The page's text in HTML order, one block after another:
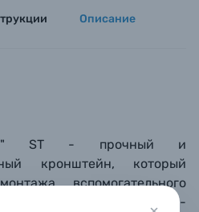
Описание
7" ST - прочный и
кронштейн, который
вспомогательного
осветителей, ЖК-